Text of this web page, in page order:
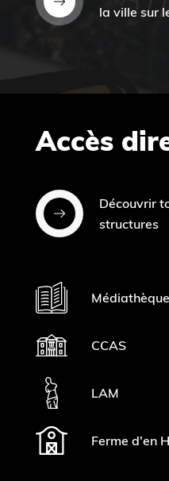
la ville sur
Accès
Découvrir
structures
Médiathèque
CCAS
LAM
Ferme d'en